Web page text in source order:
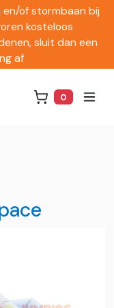
en/of stormbaan bij
kosteloos
sluit dan een
af
0